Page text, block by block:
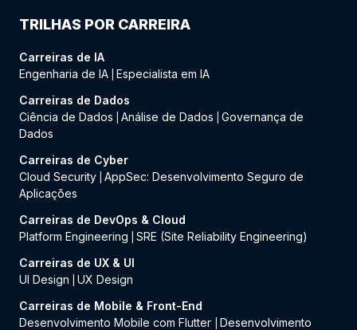
TRILHAS POR CARREIRA
Carreiras de IA
Engenharia de IA Especialista em IA
Carreiras de Dados
Ciência de Dados
Análise de Dados
Governança de
Dados
Carreiras de Cyber
Cloud Security AppSec: Desenvolvimento Seguro de
Aplicações
Carreiras de DevOps & Cloud
Platform Engineering
SRE (Site Reliability Engineering)
Carreiras de UX & UI
UI Design
UX Design
Carreiras de Mobile & Front-End
Desenvolvimento Mobile com Flutter
Desenvolvimento